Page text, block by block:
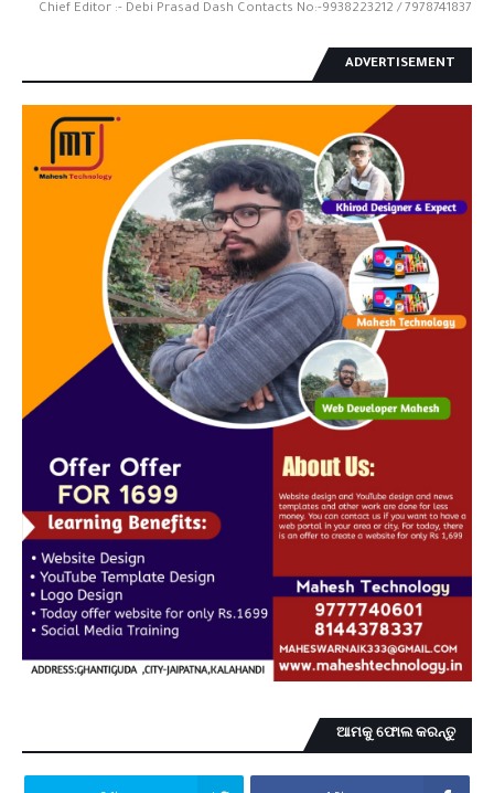
Chief Editor :- Debi Prasad Dash Contacts No:-9938223212 / 7978741837
ADVERTISEMENT
ଆମକୁ ଫୋଲ କରନ୍ତୁ